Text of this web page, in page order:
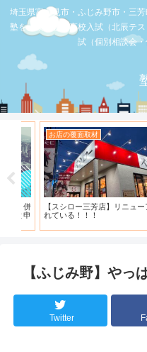
埼玉県富士見市・ふじみ野市・三
塾を比較。公立高校入試（北辰テ
試（個別相談会・
お店の覆面取材
【スシロー三芳店】リニューアル
れている！！！
【ふじみ野】やっ
Twitter